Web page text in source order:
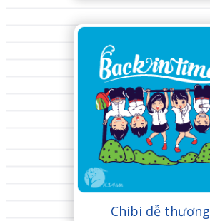
Chibi dễ thương